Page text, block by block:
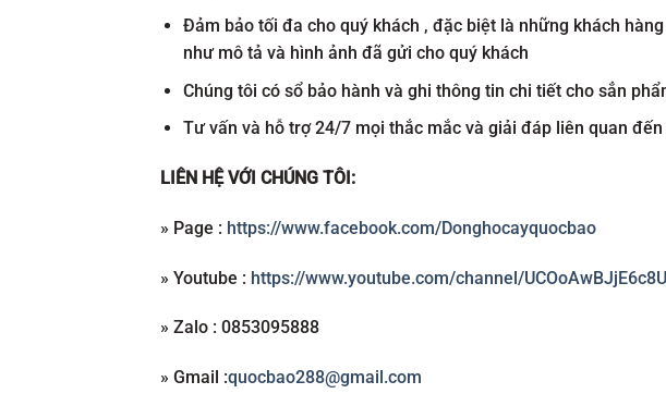
Đảm bảo tối đa cho quý khách , đặc biệt là những khách
như mô tả và hình ảnh đã gửi cho quý khách
Chúng tôi có sổ bảo hành và ghi thông tin chi tiết cho sẳn
Tư vấn và hỗ trợ 24/7 mọi thắc mắc và giải đáp liên quan
LIÊN HỆ VỚI CHÚNG TÔI:
» Page : https://www.facebook.com/Donghocayquocbao
» Youtube : https://www.youtube.com/channel/
» Zalo : 0853095888
» Gmail :quocbao288@gmail.com